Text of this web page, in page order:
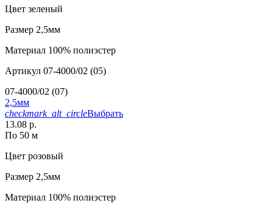
Цвет зеленый
Размер 2,5мм
Материал 100% полиэстер
Артикул 07-4000/02 (05)
07-4000/02 (07)
2,5мм
checkmark_alt_circleВыбрать
13.08 р.
По 50 м
Цвет розовый
Размер 2,5мм
Материал 100% полиэстер